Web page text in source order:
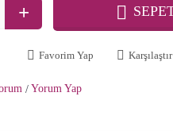
+
Favorim Yap Karşılaştır
/ Yorum Yap